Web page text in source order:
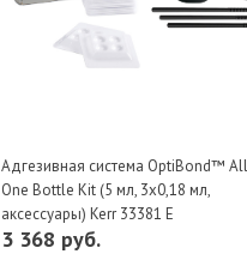
Адгезивная система OptiBond™
One Bottle Kit (5 мл, 3х0,18 мл,
аксессуары) Kerr 33381 E
3 368 руб.